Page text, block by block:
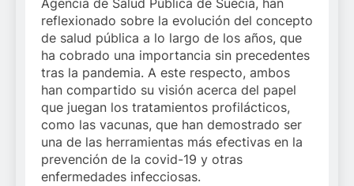
Agencia de Salud Pública de Suecia, han
reflexionado sobre la evolución del concepto
de salud pública a lo largo de los años, que
ha cobrado una importancia sin precedentes
tras la pandemia. A este respecto, ambos
han compartido su visión acerca del papel
que juegan los tratamientos profilácticos,
como las vacunas, que han demostrado ser
una de las herramientas más efectivas en la
prevención de la covid-19 y otras
enfermedades infecciosas.